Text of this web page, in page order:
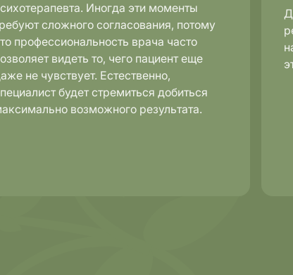
Иногда эти моменты
сложного согласования, потому
профессиональность врача часто
видеть то, чего пациент еще
не чувствует. Естественно,
будет стремиться добиться
возможного результата.